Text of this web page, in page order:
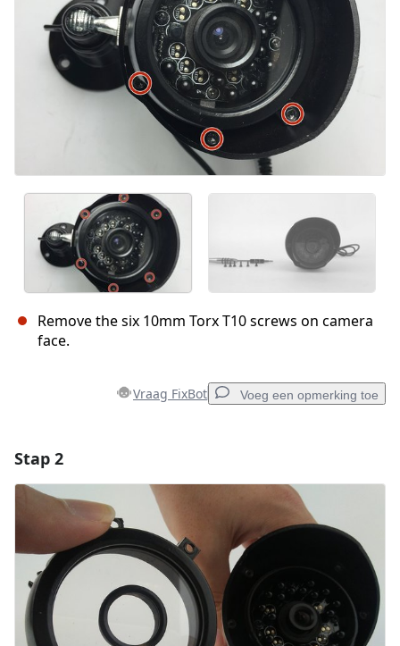
Remove the six 10mm Torx T10 screws on camera
face.
Vraag FixBot Voeg een opmerking toe
Voeg opmerking toe
Annuleren
Stap 2